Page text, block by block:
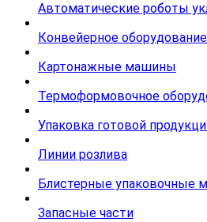
Автоматические роботы
Конвейерное оборудование
Картонажные машины
Термоформовочное
Упаковка готовой
Линии розлива
Блистерные упаковочные
Запасные части